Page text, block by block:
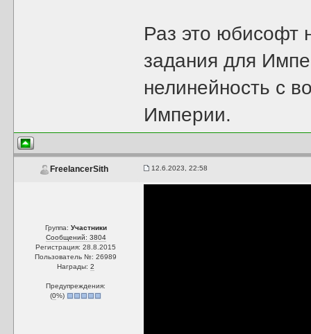
Раз это юбисофт
задания для
нелинейность с
Империи.
FreelancerSith 12.6.2023, 22:58
Группа: Участники
Сообщений: 3804
Регистрация: 28.8.2015
Пользователь №: 26989
Награды:2
Предупреждения:
(0%)